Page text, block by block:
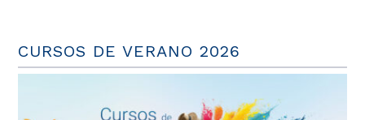
CURSOS DE VERANO 2026